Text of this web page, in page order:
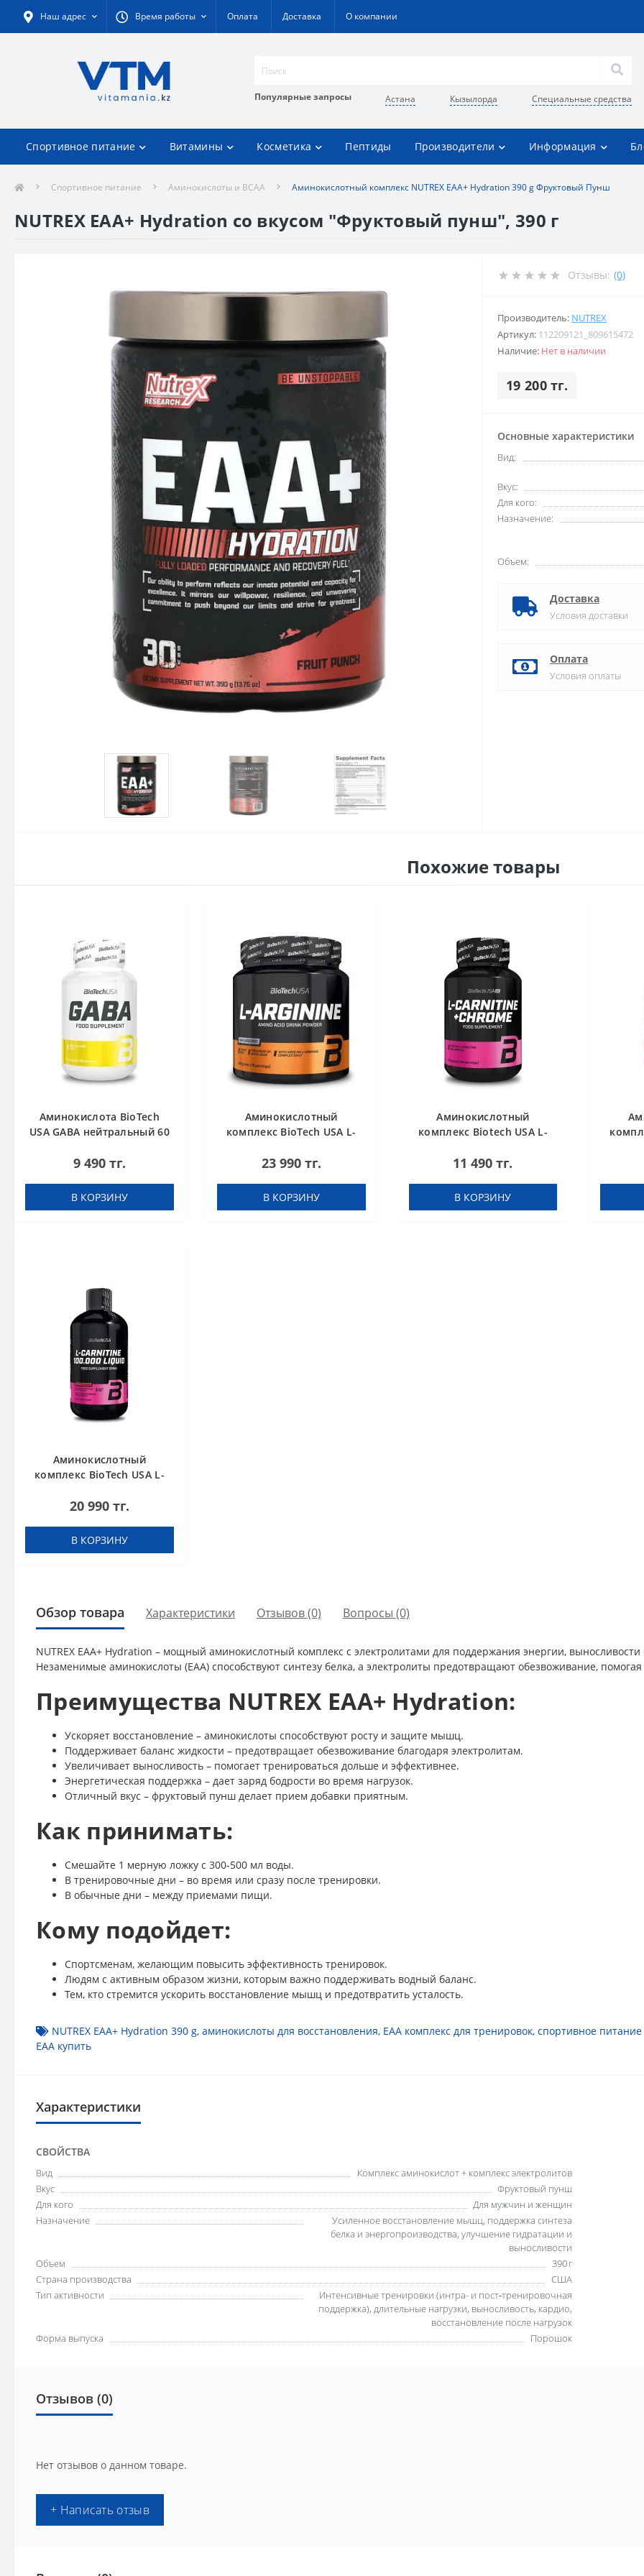
Наш адрес Время работы Оплата Доставка О компании
Популярные запросы Астана Кызылорда Специальные средства
Спортивное питание Витамины Косметика Пептиды Производители Информация
Спортивное питание Аминокислоты и BCAA Аминокислотный комплекс NUTREX EAA+ Hydration 390 g Фруктовый Пунш
NUTREX EAA+ Hydration со вкусом "Фруктовый пунш", 390 г
Отзывы: (0)
Производитель: NUTREX
Артикул: 112209121_809615472
Наличие: Нет в наличии
19 200 тг.
Основные характеристики
Вид:
Вкус:
Для кого:
Назначение:
Объем:
Доставка
Условия доставки
Оплата
Условия оплаты
Похожие товары
Аминокислота BioTech
USA GABA нейтральный 60
9 490 тг.
В КОРЗИНУ
Аминокислотный
комплекс BioTech USA L-
23 990 тг.
В КОРЗИНУ
Аминокислотный
комплекс Biotech USA L-
таблеток
11 490 тг.
В КОРЗИНУ
Аминокислотный
комплекс BioTech USA L-
500 мл
20 990 тг.
В КОРЗИНУ
Обзор товара Характеристики Отзывов (0) Вопросы (0)
NUTREX EAA+ Hydration – мощный аминокислотный комплекс с электролитами для поддержания энергии,
Незаменимые аминокислоты (EAA) способствуют синтезу белка, а электролиты предотвращают обезвоживание,
Преимущества NUTREX EAA+ Hydration:
Ускоряет восстановление – аминокислоты способствуют росту и защите мышц.
Поддерживает баланс жидкости – предотвращает обезвоживание благодаря электролитам.
Увеличивает выносливость – помогает тренироваться дольше и эффективнее.
Энергетическая поддержка – дает заряд бодрости во время нагрузок.
Отличный вкус – фруктовый пунш делает прием добавки приятным.
Как принимать:
Смешайте 1 мерную ложку с 300-500 мл воды.
В тренировочные дни – во время или сразу после тренировки.
В обычные дни – между приемами пищи.
Кому подойдет:
Спортсменам, желающим повысить эффективность тренировок.
Людям с активным образом жизни, которым важно поддерживать водный баланс.
Тем, кто стремится ускорить восстановление мышц и предотвратить усталость.
NUTREX EAA+ Hydration 390 g, аминокислоты для восстановления, EAA комплекс для тренировок, спортивное питание
EAA купить
Характеристики
СВОЙСТВА
Вид
Комплекс аминокислот + комплекс электролитов
Вкус
Фруктовый пунш
Для кого
Для мужчин и женщин
Назначение
Усиленное восстановление мышц, поддержка синтеза
белка и энергопроизводства, улучшение гидратации и
выносливости
Объем
390 г
Страна производства
США
Тип активности
Интенсивные тренировки (интра- и пост‑тренировочная
поддержка), длительные нагрузки, выносливость, кардио,
восстановление после нагрузок
Форма выпуска
Порошок
Отзывов (0)
Нет отзывов о данном товаре.
+ Написать отзыв